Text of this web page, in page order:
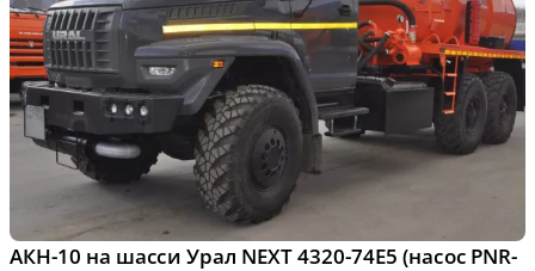
АКН-10 на шасси Урал NEXT 4320-74Е5 (насос PNR-